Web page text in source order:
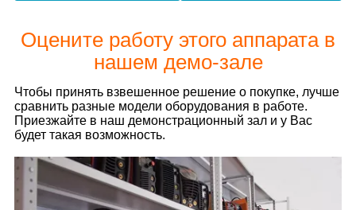
Оцените работу этого аппарата в
нашем демо-зале
Чтобы принять взвешенное решение о покупке, лучше
сравнить разные модели оборудования в работе.
Приезжайте в наш демонстрационный зал и у Вас
будет такая возможность.